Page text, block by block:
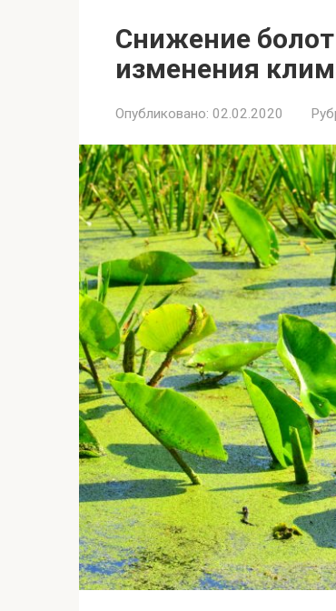
Снижение
изменения
Опубликовано: 02.02.2020